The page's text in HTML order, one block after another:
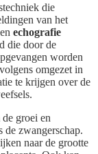
die
van het
echografie
die door de
worden
omgezet in
te krijgen over de
groei en
zwangerschap.
naar de grootte